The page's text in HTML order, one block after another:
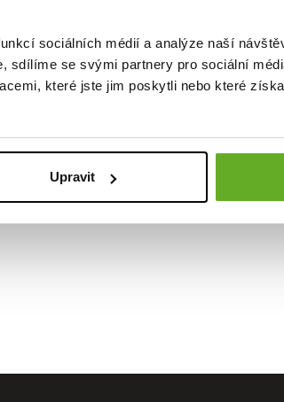
sociálních médií a analýze naší
sdílíme se svými partnery pro sociální
které jste jim poskytli nebo které
Upravit